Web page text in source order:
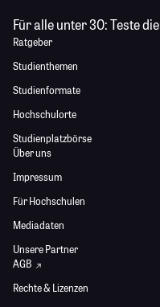
Für alle unter 30:Teste die
Ratgeber
Studienthemen
Studienformate
Hochschulorte
Studienplatzbörse
Über uns
Impressum
Für Hochschulen
Mediadaten
Unsere Partner
AGB
Rechte & Lizenzen